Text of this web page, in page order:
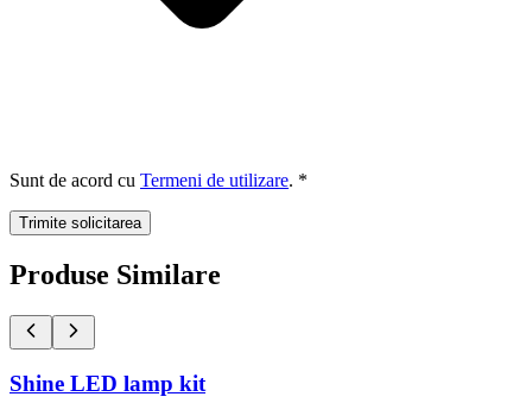
Sunt de acord cu Termeni de utilizare. *
Trimite solicitarea
Produse Similare
Shine LED lamp kit